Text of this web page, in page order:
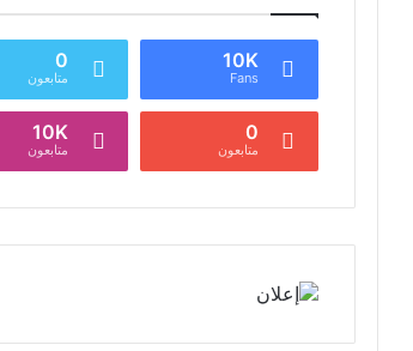
10K
Fans
0
متابعون
0
متابعون
10K
متابعون